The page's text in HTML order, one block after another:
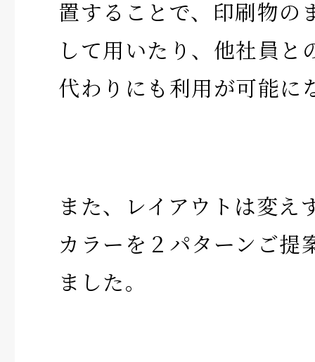
置することで、印刷物の
して用いたり、他社員と
代わりにも利用が可能に
また、レイアウトは変え
カラーを２パターンご提
ました。